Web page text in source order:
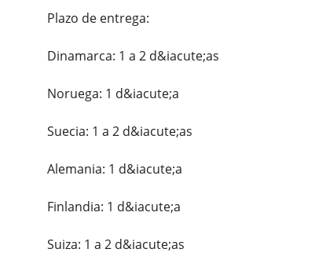
Plazo de entrega:
Dinamarca: 1 a 2 d&iacute;as
Noruega: 1 d&iacute;a
Suecia: 1 a 2 d&iacute;as
Alemania: 1 d&iacute;a
Finlandia: 1 d&iacute;a
Suiza: 1 a 2 d&iacute;as